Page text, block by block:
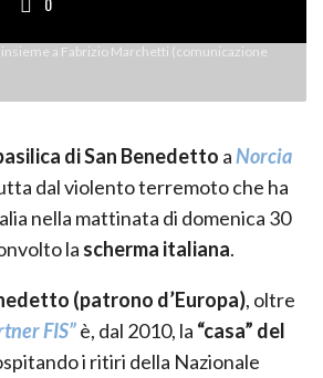
a Fabrizio Marchetti (comunicazione
di San Benedetto aNorcia
dal violento terremoto che ha
nella mattinata di domenica 30
la scherma italiana.
(patrono d’Europa), oltre
FIS”è, dal 2010, la “casa” del
i ritiri della Nazionale